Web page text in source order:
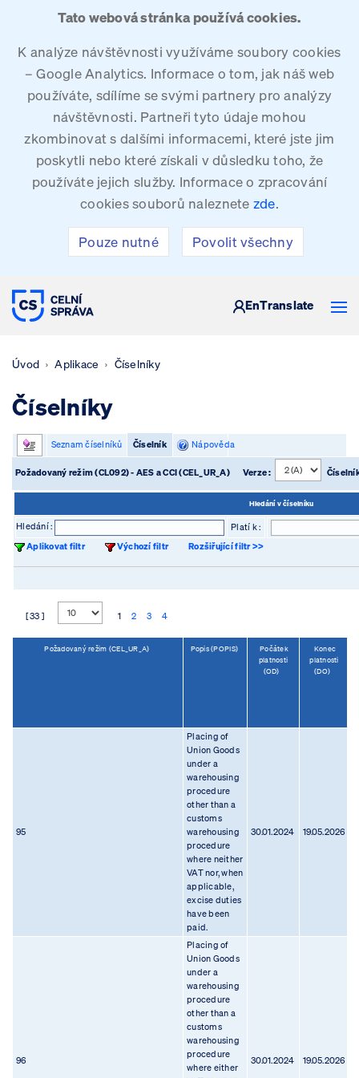
Tato webová stránka používá cookies.
K analýze návštěvnosti využíváme soubory cookies
– Google Analytics. Informace o tom, jak náš web
používáte, sdílíme se svými partnery pro analýzy
návštěvnosti. Partneři tyto údaje mohou
zkombinovat s dalšími informacemi, které jste jim
poskytli nebo které získali v důsledku toho, že
používáte jejich služby. Informace o zpracování
cookies souborů naleznete zde.
Pouze nutné Povolit všechny
CELNÍ SPRÁVA ČESKÉ REPUBLIKY
EnTranslate
Úvod Aplikace Číselníky
Číselníky
Seznam číselníků Číselník Nápověda
Požadovaný režim (CL092) - AES a CCI (CEL_UR_A) Verze :
Hledání v číselníku
Hledání :
Platí k :
Aplikovat filtr
Výchozí filtr Rozšiřující filtr >>
[ 33 ] 1 2 3 4
Požadovaný režim (CEL_UR_A) Popis (POPIS)
Počátek
platnosti
(OD)
Konec
platnosti
(DO)
95
Placing of
Union Goods
under a
warehousing
procedure
other than a
customs
warehousing
procedure
where neither
VAT nor, when
applicable,
excise duties
have been
paid.
30.01.2024 19.05.2026
96
Placing of
Union Goods
under a
warehousing
procedure
other than a
customs
warehousing
procedure
where either
30.01.2024 19.05.2026